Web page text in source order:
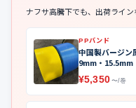
ナフサ高騰下でも、出荷ライン
PPバンド
中国製バージン
9mm・15.5mm
¥5,350 〜/巻